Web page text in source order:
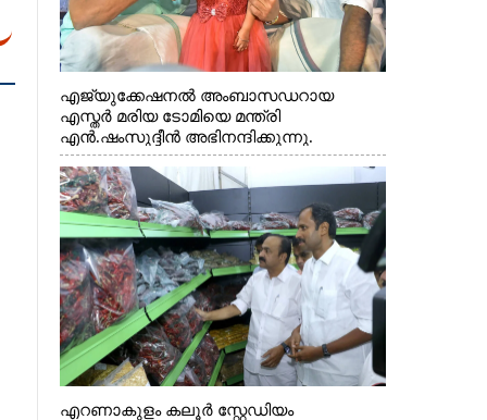
എജ്യുക്കേഷനൽ അംബാസഡറായ
എസ്തർ മരിയ ടോമിയെ മന്ത്രി
എൻ.ഷംസുദ്ദീൻ അഭിനന്ദിക്കുന്നു.
എറണാകുളം കലൂർ സ്റ്റേഡിയം